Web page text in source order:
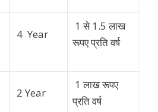
4 Year
1 से 1.5 लाख
रूपए प्रति वर्ष
2 Year
1लाख रूपए
प्रति वर्ष